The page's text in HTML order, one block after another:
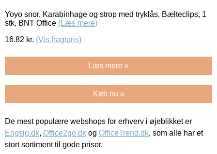
Yoyo snor, Karabinhage og strop med tryklås, Bælteclips, 1
stk, BNT Office (Læs mere)
16.82 kr. (Vis fragtpris)
Læs mere »
Køb nu »
De mest populære webshops for erhverv i øjeblikket er
Engsig.dk, Office2go.dk og OfficeTrend.dk, som alle har et
stort sortiment til gode priser.